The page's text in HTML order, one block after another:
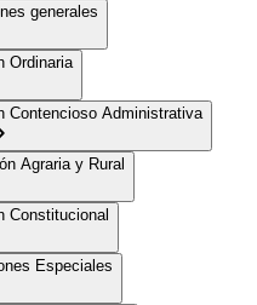
generales
Ordinaria
Contencioso Administrativa
Agraria y Rural
Constitucional
Especiales